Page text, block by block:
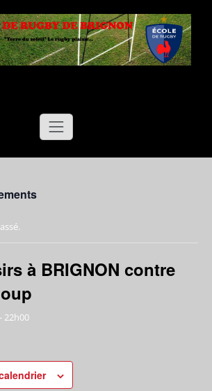
de Brignon
du soleil"
plaisir…
à BRIGNON contre
- 22h00